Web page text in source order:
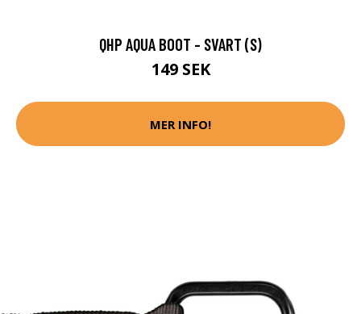
QHP AQUA BOOT - SVART (S)
149 SEK
MER INFO!